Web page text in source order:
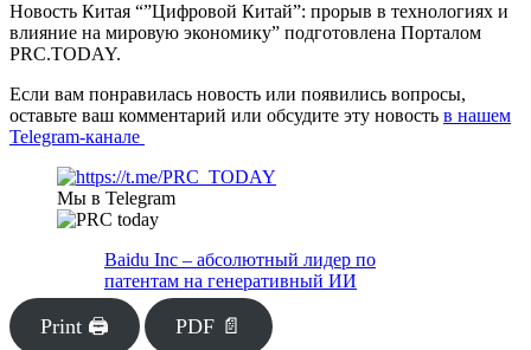
Новость Китая “”Цифровой Китай”: прорыв в технологиях и
влияние на мировую экономику” подготовлена Порталом
PRC.TODAY.
Если вам понравилась новость или появились вопросы,
оставьте ваш комментарий или обсудите эту новость в нашем
Telegram-канале
Мы в Telegram
Baidu Inc – абсолютный лидер по
патентам на генеративный ИИ
Print 🖨 PDF 📄